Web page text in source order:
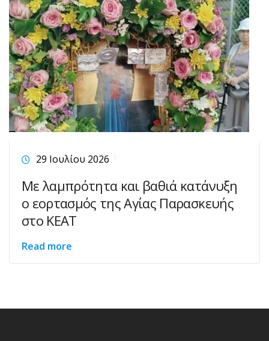
29 Ιουλίου 2026
Με λαμπρότητα και βαθιά κατάνυξη
ο εορτασμός της Αγίας Παρασκευής
στο ΚΕΑΤ
Read more